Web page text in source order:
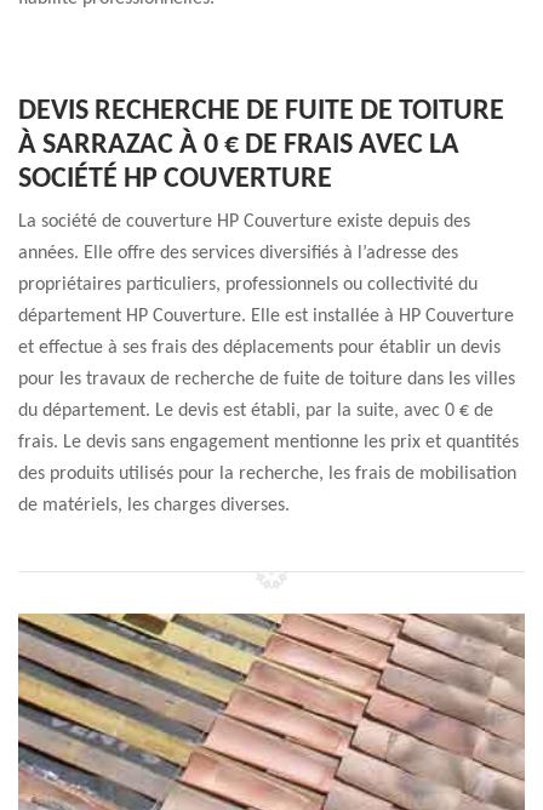
DEVIS RECHERCHE DE FUITE DE TOITURE
À SARRAZAC À 0 € DE FRAIS AVEC LA
SOCIÉTÉ HP COUVERTURE
La société de couverture HP Couverture existe depuis des
années. Elle offre des services diversifiés à l’adresse des
propriétaires particuliers, professionnels ou collectivité du
département HP Couverture. Elle est installée à HP Couverture
et effectue à ses frais des déplacements pour établir un devis
pour les travaux de recherche de fuite de toiture dans les villes
du département. Le devis est établi, par la suite, avec 0 € de
frais. Le devis sans engagement mentionne les prix et quantités
des produits utilisés pour la recherche, les frais de mobilisation
de matériels, les charges diverses.